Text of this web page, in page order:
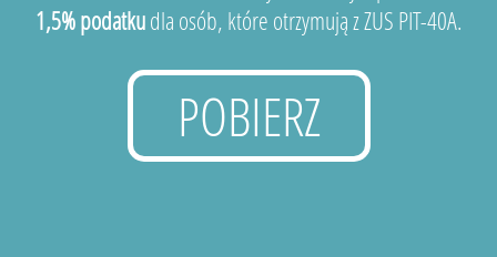
1,5% podatkudla osób, które otrzymują z ZUS PIT-40A.
POBIERZ